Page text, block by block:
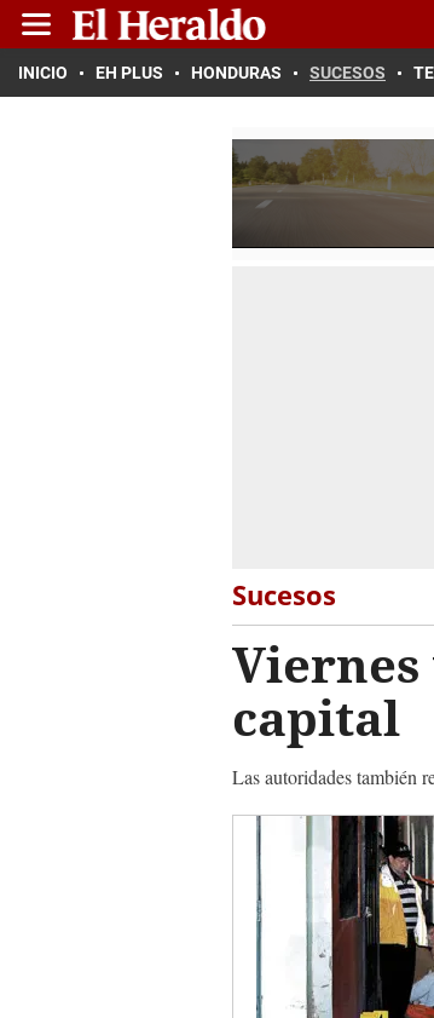
INICIO EH PLUS HONDURAS SUCESOS
Sucesos
capital
Las autoridades también